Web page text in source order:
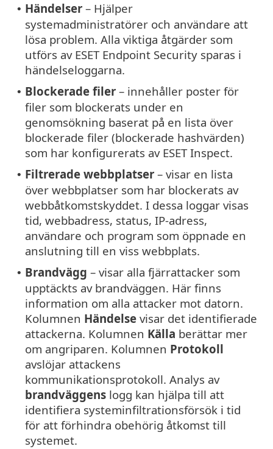
• Händelser – Hjälper
systemadministratörer och användare att
lösa problem. Alla viktiga åtgärder som
utförs av ESET Endpoint Security sparas i
händelseloggarna.
• Blockerade filer – innehåller poster för
filer som blockerats under en
genomsökning baserat på en lista över
blockerade filer (blockerade hashvärden)
som har konfigurerats av ESET Inspect.
• Filtrerade webbplatser – visar en lista
över webbplatser som har blockerats av
webbåtkomstskyddet. I dessa loggar visas
tid, webbadress, status, IP-adress,
användare och program som öppnade en
anslutning till en viss webbplats.
• Brandvägg – visar alla fjärrattacker som
upptäckts av brandväggen. Här finns
information om alla attacker mot datorn.
Kolumnen Händelse visar det identifierade
attackerna. Kolumnen Källa berättar mer
om angriparen. Kolumnen Protokoll
avslöjar attackens
kommunikationsprotokoll. Analys av
brandväggens logg kan hjälpa till att
identifiera systeminfiltrationsförsök i tid
för att förhindra obehörig åtkomst till
systemet.